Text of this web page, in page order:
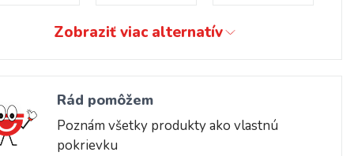
Zobraziť viac alternatív
Rád pomôžem
Poznám všetky produkty ako vlastnú
pokrievku